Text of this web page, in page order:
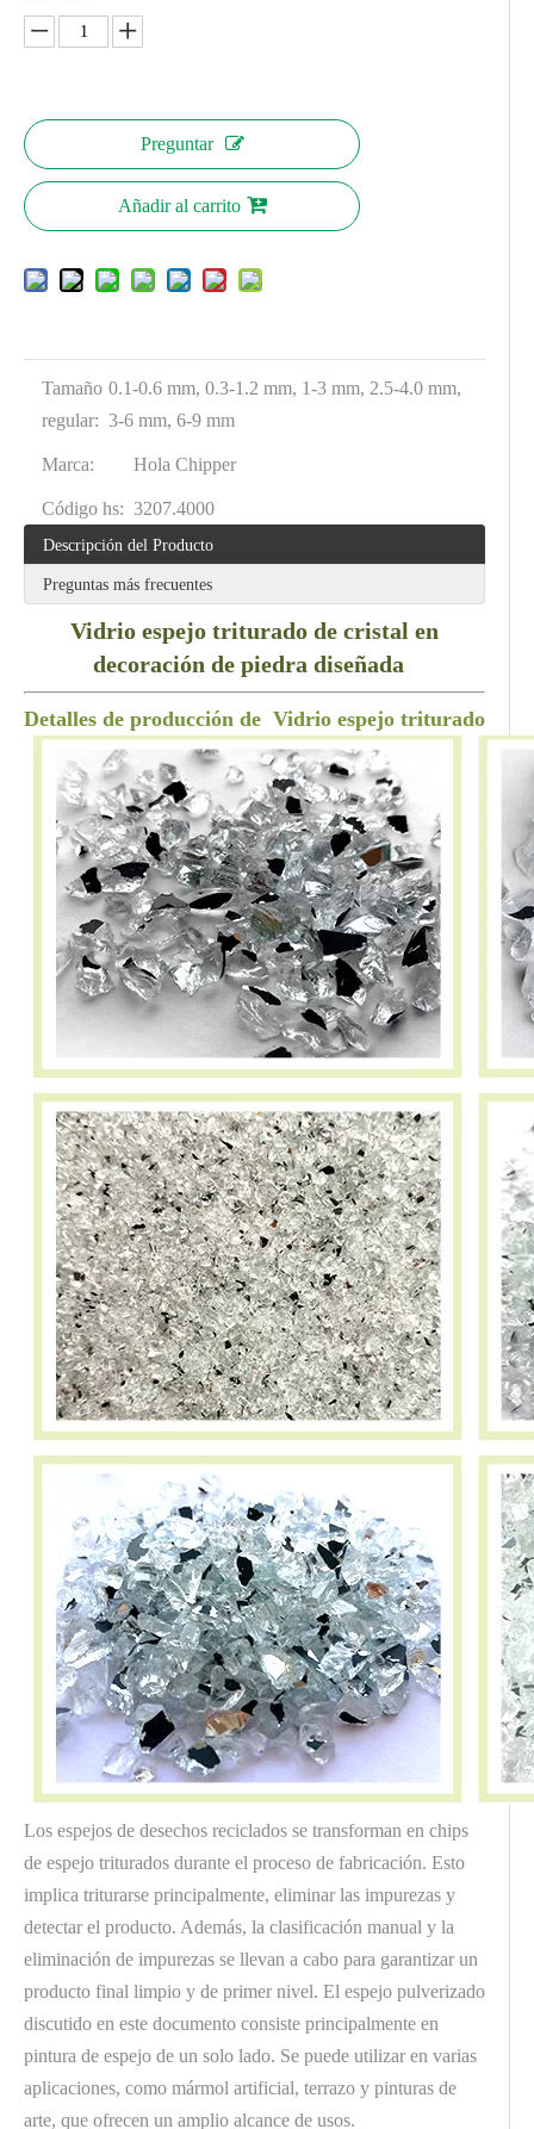
Preguntar
Añadir al carrito
Tamaño
regular:
0.1-0.6 mm, 0.3-1.2 mm, 1-3 mm, 2.5-4.0 mm,
3-6 mm, 6-9 mm
Marca: Hola Chipper
Código hs: 3207.4000
Descripción del Producto
Preguntas más frecuentes
Vidrio espejo triturado de cristal en
decoración de piedra diseñada
Detalles de producción de Vidrio espejo triturado
Los espejos de desechos reciclados se transforman en chips
de espejo triturados durante el proceso de fabricación. Esto
implica triturarse principalmente, eliminar las impurezas y
detectar el producto. Además, la clasificación manual y la
eliminación de impurezas se llevan a cabo para garantizar un
producto final limpio y de primer nivel. El espejo pulverizado
discutido en este documento consiste principalmente en
pintura de espejo de un solo lado. Se puede utilizar en varias
aplicaciones, como mármol artificial, terrazo y pinturas de
arte, que ofrecen un amplio alcance de usos.